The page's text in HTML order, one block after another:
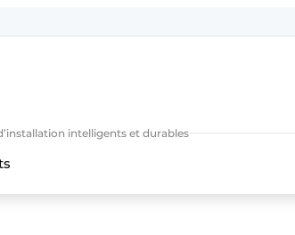
intelligents et durables